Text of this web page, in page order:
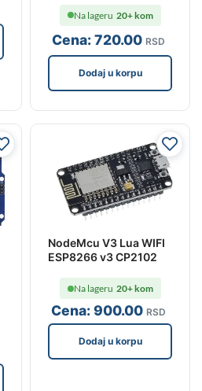
Cena:720.00 RSD
Na lageru 20+ kom
Dodaj u korpu
NodeMcu V3 Lua WIFI
ESP8266 v3 CP2102
Cena:900.00 RSD
Na lageru 20+ kom
Dodaj u korpu